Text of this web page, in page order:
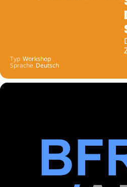
Typ Workshop
Sprache Deutsch